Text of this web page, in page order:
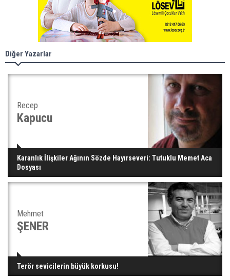
Diğer Yazarlar
Recep
Kapucu
Karanlık İlişkiler Ağının Sözde Hayırseveri: Tutuklu Memet Aca
Dosyası
Mehmet
ŞENER
Terör sevicilerin büyük korkusu!